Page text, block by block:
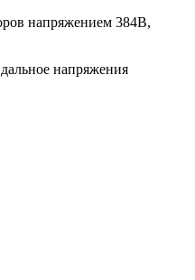
напряжением 384В,
напряжения